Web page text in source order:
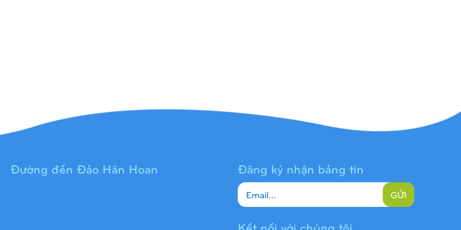
Đường đến Đảo Hân Hoan Đăng ký nhận bảng tin
GỬI